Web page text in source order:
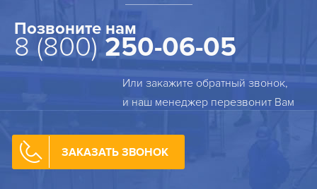
Позвоните нам
8 (800)250-06-05
Или закажите обратный звонок,
и наш менеджер перезвонит Вам
ЗАКАЗАТЬ ЗВОНОК